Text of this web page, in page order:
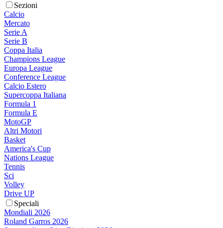
Sezioni
Calcio
Mercato
Serie A
Serie B
Coppa Italia
Champions League
Europa League
Conference League
Calcio Estero
Supercoppa Italiana
Formula 1
Formula E
MotoGP
Altri Motori
Basket
America's Cup
Nations League
Tennis
Sci
Volley
Drive UP
Speciali
Mondiali 2026
Roland Garros 2026